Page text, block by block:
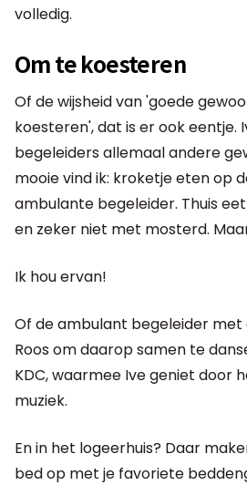
volledig.
Om te koesteren
Of de wijsheid van 'goede
koesteren', dat is er ook eentje.
begeleiders allemaal andere
mooie vind ik: kroketje eten op
ambulante begeleider. Thuis
en zeker niet met mosterd.
Ik hou ervan!
Of de ambulant begeleider met
Roos om daarop samen te
KDC, waarmee Ive geniet door
muziek.
En in het logeerhuis? Daar
bed op met je favoriete